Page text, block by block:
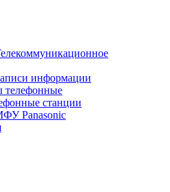
информации
телефонные
станции
Panasonic